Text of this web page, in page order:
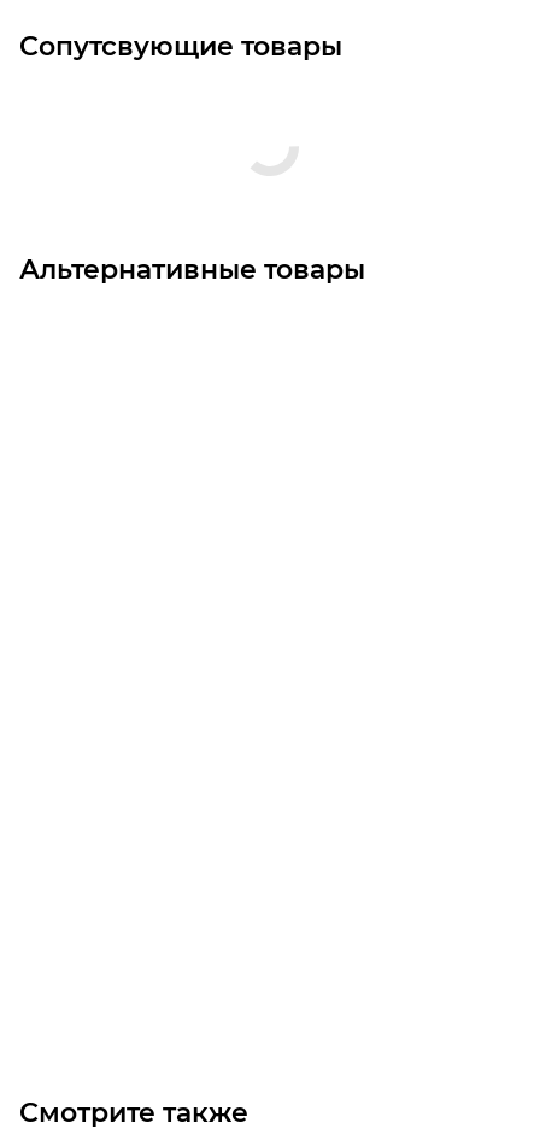
Сопутсвующие товары
Альтернативные товары
Смотрите также